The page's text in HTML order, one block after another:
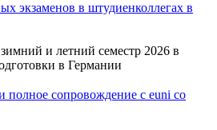
экзаменов в штудиенколлегах в
и летний семестр 2026 в
в Германии
сопровождение с euni со